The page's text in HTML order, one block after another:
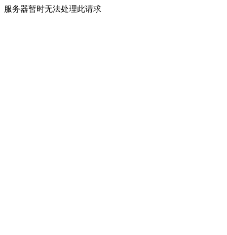
服务器暂时无法处理此请求